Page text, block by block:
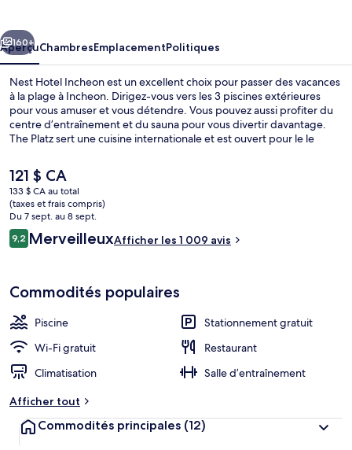
Suivant
160+
AperçuChambresEmplacementPolitiques
Nest Hotel Incheon est un excellent choix pour passer des vacances
à la plage à Incheon. Dirigez-vous vers les 3 piscines extérieures
pour vous amuser et vous détendre. Vous pouvez aussi profiter du
centre d’entraînement et du sauna pour vous divertir davantage.
The Platz sert une cuisine internationale et est ouvert pour le le
de hôtel de luxe, notons 2 bars-salons, un bar attenant à la piscine
et piscine extérieure en saison. Le personnel serviable et l’état
général de l’hébergement sont des éléments très prisés par les
voyageurs. L’hébergement se situe à quelques minutes de marche
du transport en commun : Water Park Station se trouve à 8 minutes.
Le
prix
actuel
est
de 121 $ CA
121 $ CA
133 $ CA au total
(taxes et frais compris)
Du 7 sept. au 8 sept.
Avis
9,29,2 sur 10 –
MerveilleuxAfficher les 1 009 avis
Commodités populaires
Piscine
Stationnement gratuit
Wi-Fi gratuit
Restaurant
Climatisation
Salle d’entraînement
Afficher tout
Commodités principales (12)